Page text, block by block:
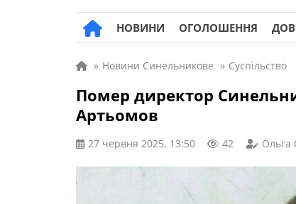
НОВИНИ ОГОЛОШЕННЯ
» Новини Синельникове » Суспільство
Помер директор
Артьомов
27 червня 2025, 13:50 42 Ольга